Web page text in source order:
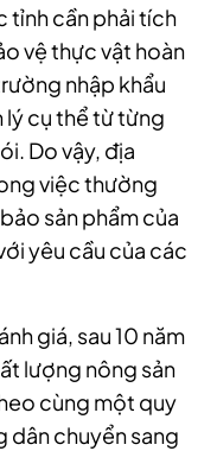
tỉnh cần phải tích
vệ thực vật hoàn
nhập khẩu
lý cụ thể từ từng
Do vậy, địa
việc thường
sản phẩm của
yêu cầu của các
giá, sau 10 năm
lượng nông sản
cùng một quy
dân chuyển sang